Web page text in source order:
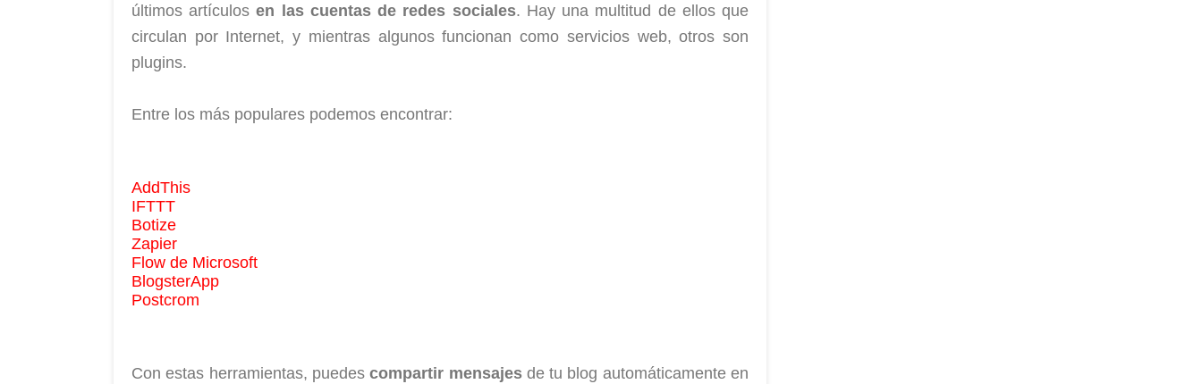
últimos artículos en las cuentas de redes sociales. Hay una multitud de ellos que
circulan por Internet, y mientras algunos funcionan como servicios web, otros son
plugins.
Entre los más populares podemos encontrar:
AddThis
IFTTT
Botize
Zapier
Flow de Microsoft
BlogsterApp
Postcrom
Con estas herramientas, puedescompartir mensajesde tu blog automáticamente en